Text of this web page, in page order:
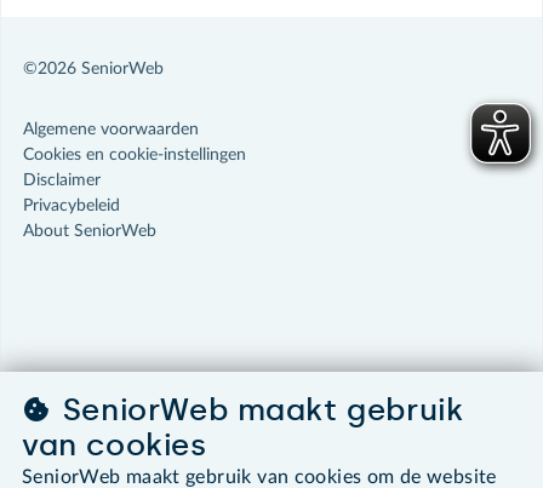
©2026 SeniorWeb
Algemene voorwaarden
Cookies en cookie-instellingen
Disclaimer
Privacybeleid
About SeniorWeb
SeniorWeb maakt gebruik
van cookies
SeniorWeb maakt gebruik van cookies om de website